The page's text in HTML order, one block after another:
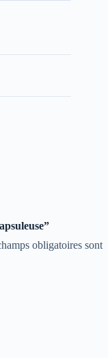
obligatoires sont